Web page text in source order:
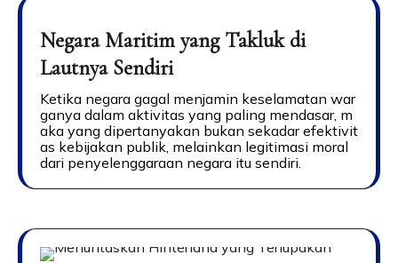
Negara Maritim yang Takluk di
Lautnya Sendiri
Ketika negara gagal menjamin keselamatan war
ganya dalam aktivitas yang paling mendasar, m
aka yang dipertanyakan bukan sekadar efektivit
as kebijakan publik, melainkan legitimasi moral
dari penyelenggaraan negara itu sendiri.